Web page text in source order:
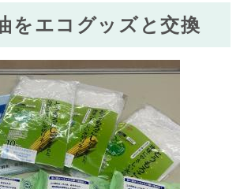
をエコグッズと交換